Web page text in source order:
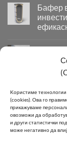
Kористиме
(cookies).Ова го
прикажуваме
овозможи да
и други статистички
може негативно да
со
два
изменувачи
–
решение
ефикасност
подготовка
на
топла
вода
Бафер
во
–
инвестиција
со
брз
поврат
Придобивки
Современи
Системи
за
Греење
КОНТАКТ
Телефон:+389